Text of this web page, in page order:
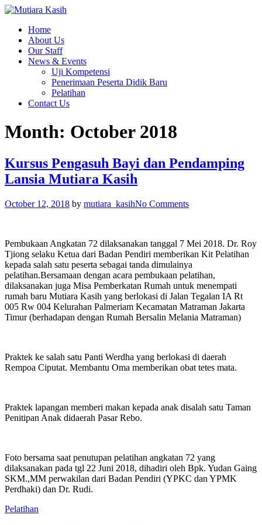
Home
About Us
Our Staff
News & Events
Uji Kompetensi
Penerimaan Peserta Didik Baru
Pelatihan
Contact Us
Month: October 2018
Kursus Pengasuh Bayi dan Pendamping
Lansia Mutiara Kasih
October 12, 2018 by mutiara_kasihNo Comments
Pembukaan Angkatan 72 dilaksanakan tanggal 7 Mei 2018. Dr. Roy
Tjiong selaku Ketua dari Badan Pendiri memberikan Kit Pelatihan
kepada salah satu peserta sebagai tanda dimulainya
pelatihan.Bersamaan dengan acara pembukaan pelatihan,
dilaksanakan juga Misa Pemberkatan Rumah untuk menempati
rumah baru Mutiara Kasih yang berlokasi di Jalan Tegalan IA Rt
005 Rw 004 Kelurahan Palmeriam Kecamatan Matraman Jakarta
Timur (berhadapan dengan Rumah Bersalin Melania Matraman)
Praktek ke salah satu Panti Werdha yang berlokasi di daerah
Rempoa Ciputat. Membantu Oma memberikan obat tetes mata.
Praktek lapangan memberi makan kepada anak disalah satu Taman
Penitipan Anak didaerah Pasar Rebo.
Foto bersama saat penutupan pelatihan angkatan 72 yang
dilaksanakan pada tgl 22 Juni 2018, dihadiri oleh Bpk. Yudan Gaing
SKM.,MM perwakilan dari Badan Pendiri (YPKC dan YPMK
Perdhaki) dan Dr. Rudi.
Pelatihan